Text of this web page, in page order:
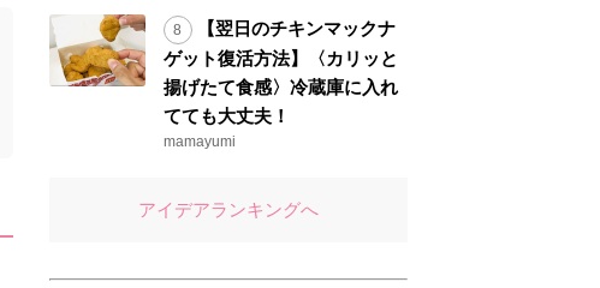
【翌日のチキンマックナ
ゲット復活方法】〈カリッと
揚げたて食感〉冷蔵庫に入れ
てても大丈夫！
mamayumi
アイデアランキングへ